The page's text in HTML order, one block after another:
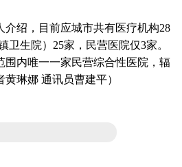
绍，目前应城市共有医疗机构28
卫生院）25家，民营医院仅3家。
围内唯一一家民营综合性医院，辐
琳娜 通讯员曹建平）